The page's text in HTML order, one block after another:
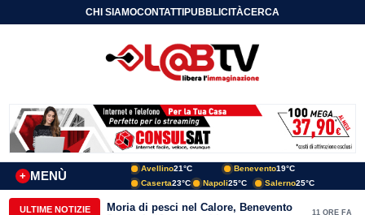
CHI SIAMOCONTATTIPUBBLICITÀCERCA
MENÙ
+
Avellino21°C Benevento19°C
Caserta23°C Napoli25°C Salerno25°C
ULTIME NOTIZIE
Moria di pesci nel Calore, Benevento
11 ORE FA